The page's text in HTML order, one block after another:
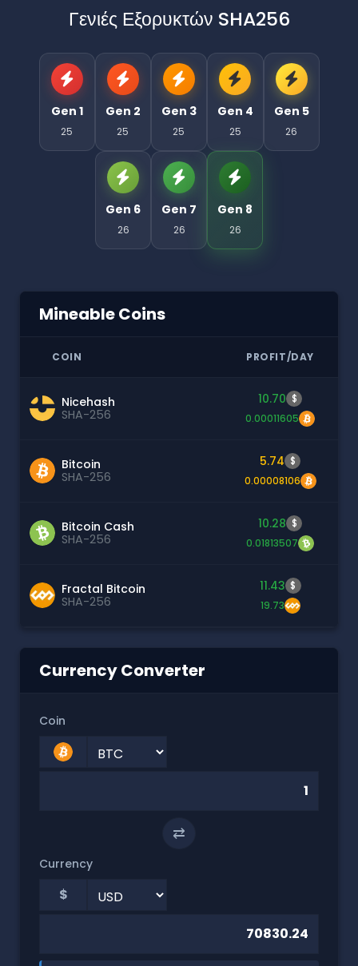
Γενιές Εξορυκτών SHA256
Gen 1
25
Gen 2
25
Gen 3
25
Gen 4
25
Gen 5
26
Gen 6
26
Gen 7
26
Gen 8
26
Mineable Coins
COIN PROFIT/DAY
Nicehash
SHA-256
10.70 $
0.00011605
Bitcoin
SHA-256
5.74 $
0.00008106
Bitcoin Cash
SHA-256
10.28 $
0.01813507
Fractal Bitcoin
SHA-256
11.43 $
19.73
Currency Converter
Coin
⇄
Currency
$